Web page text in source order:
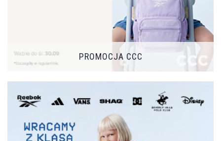
PROMOCJA CCC